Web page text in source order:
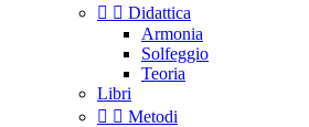
  Didattica
Armonia
Solfeggio
Teoria
Libri
  Metodi